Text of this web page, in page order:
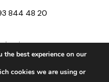
844 48 20
best experience on our
cookies we are using or